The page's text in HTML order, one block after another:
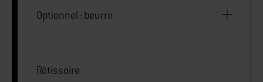
Optionnel : beurre
Rôtissoire